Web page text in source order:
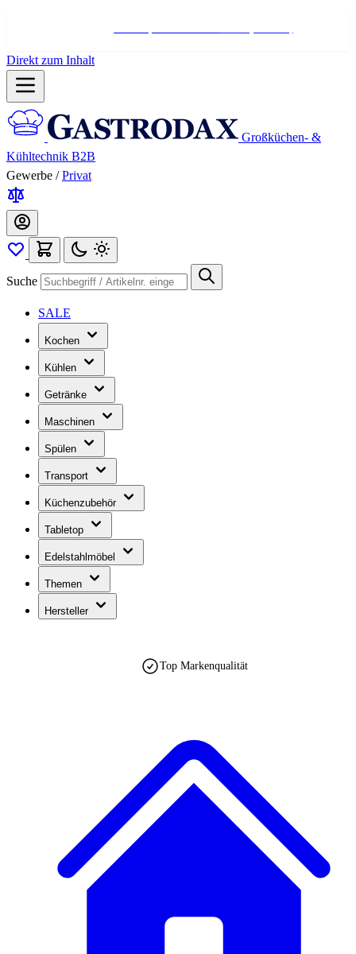
Direkt zum Inhalt
Großküchen- &
Kühltechnik B2B
Gewerbe / Privat
Suche
SALE
Kochen
Kühlen
Getränke
Maschinen
Spülen
Transport
Küchenzubehör
Tabletop
Edelstahlmöbel
Themen
Hersteller
Top Markenqualität